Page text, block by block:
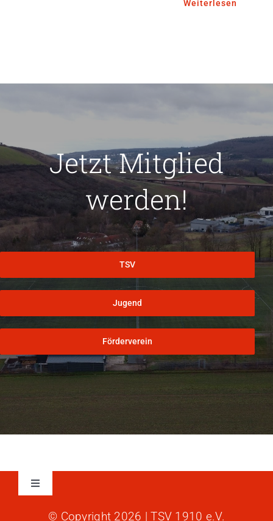
Weiterlesen
Jetzt Mitglied
werden!
TSV
Jugend
Förderverein
Toggle
Belegungspläne
© Copyright 2026 | TSV 1910 e.V.